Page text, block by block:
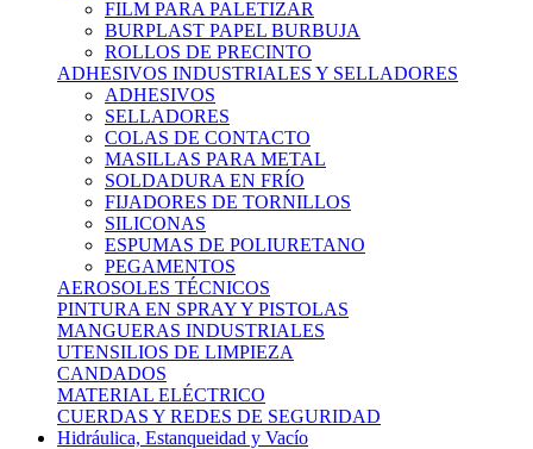
FILM PARA PALETIZAR
BURPLAST PAPEL BURBUJA
ROLLOS DE PRECINTO
ADHESIVOS INDUSTRIALES Y SELLADORES
ADHESIVOS
SELLADORES
COLAS DE CONTACTO
MASILLAS PARA METAL
SOLDADURA EN FRÍO
FIJADORES DE TORNILLOS
SILICONAS
ESPUMAS DE POLIURETANO
PEGAMENTOS
AEROSOLES TÉCNICOS
PINTURA EN SPRAY Y PISTOLAS
MANGUERAS INDUSTRIALES
UTENSILIOS DE LIMPIEZA
CANDADOS
MATERIAL ELÉCTRICO
CUERDAS Y REDES DE SEGURIDAD
Hidráulica, Estanqueidad y Vacío